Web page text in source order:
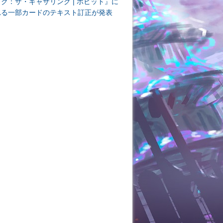
一部カードのテキスト訂正が発表